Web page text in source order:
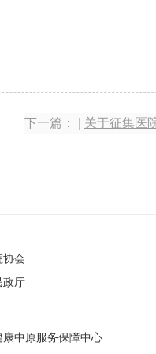
下一篇： | 关于征集医院管
协会
政厅
康中原服务保障中心